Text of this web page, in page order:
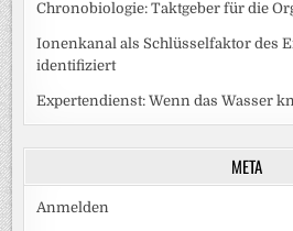
Chronobiologie: Taktgeber für die
Ionenkanal als Schlüsselfaktor des
identifiziert
Expertendienst: Wenn das Wasser
META
Anmelden